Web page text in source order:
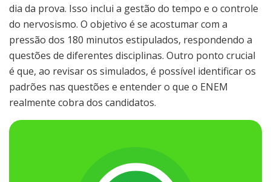
dia da prova. Isso inclui a gestão do tempo e o controle
do nervosismo. O objetivo é se acostumar com a
pressão dos 180 minutos estipulados, respondendo a
questões de diferentes disciplinas. Outro ponto crucial
é que, ao revisar os simulados, é possível identificar os
padrões nas questões e entender o que o ENEM
realmente cobra dos candidatos.